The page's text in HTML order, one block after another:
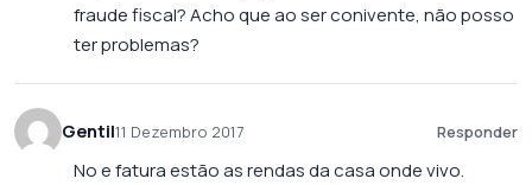
fraude fiscal? Acho que ao ser conivente, não posso
ter problemas?
Gentil11 Dezembro 2017 Responder
No e fatura estão as rendas da casa onde vivo.